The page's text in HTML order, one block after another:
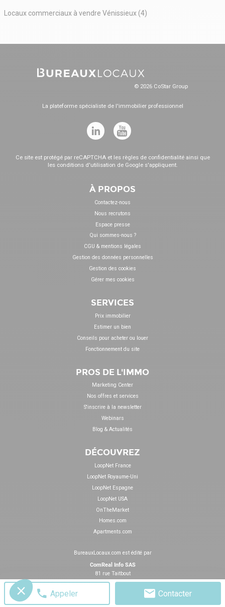
Locaux commerciaux à vendre Vénissieux (4)
Appeler Contacter
© 2026 CoStar Group
La plateforme spécialiste de l'immobilier professionnel
Ce site est protégé par reCAPTCHA et les règles de confidentialitéainsi que
les conditions d'utilisation de Google s'appliquent.
À PROPOS
Contactez-nous
Nous recrutons
Espace presse
Qui sommes-nous ?
CGU & mentions légales
Gestion des données personnelles
Gestion des cookies
Gérer mes cookies
SERVICES
Prix immobilier
Estimer un bien
Conseils pour acheter ou louer
Fonctionnement du site
PROS DE L'IMMO
Marketing Center
Nos offres et services
S'inscrire à la newsletter
Webinars
Blog & Actualités
DÉCOUVREZ
LoopNet France
LoopNet Royaume-Uni
LoopNet Espagne
LoopNet USA
OnTheMarket
Homes.com
Apartments.com
BureauxLocaux.com est édité par
ComReal Info SAS
81 rue Taitbout
75009 Paris